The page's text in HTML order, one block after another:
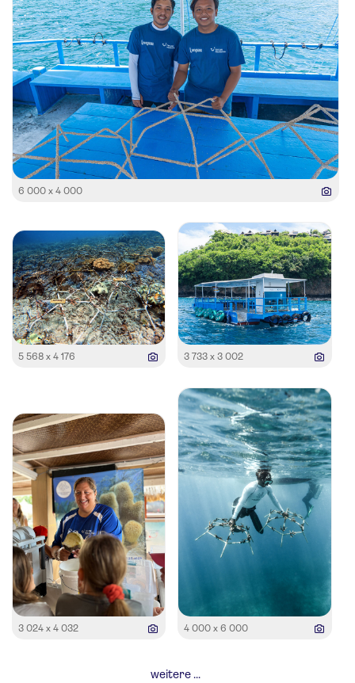
6 000 x 4 000
5 568 x 4 176 3 733 x 3 002
3 024 x 4 032 4 000 x 6 000
weitere ...